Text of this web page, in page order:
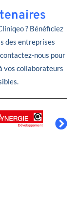
? Bénéficiez
des entreprises
contactez-nous pour
vos collaborateurs